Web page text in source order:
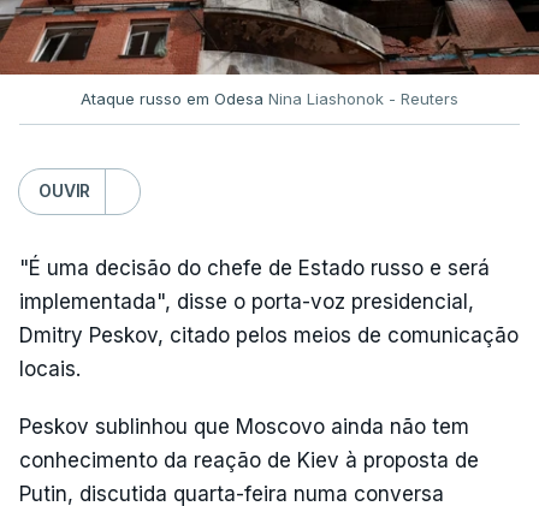
Ataque russo em Odesa Nina Liashonok - Reuters
OUVIR
"É uma decisão do chefe de Estado russo e será
implementada", disse o porta-voz presidencial,
Dmitry Peskov, citado pelos meios de comunicação
locais.
Peskov sublinhou que Moscovo ainda não tem
conhecimento da reação de Kiev à proposta de
Putin, discutida quarta-feira numa conversa